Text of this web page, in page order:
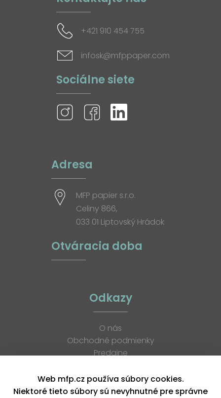
+421 910 454 755
infosk@mfppaper.com
Sociálne siete
Adresa
MFP papier s.r.o.
Celiny 866,
033 01 Liptovský Hrádok
Otváracia doba
Odkazy
O nás
Obchodné podmienky
Predajne
K stiahnutiu
Blog
Web mfp.cz používa súbory cookies.
Niektoré tieto súbory sú nevyhnutné pre správne